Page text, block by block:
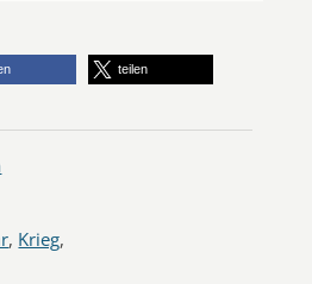
teilen
, Krieg,